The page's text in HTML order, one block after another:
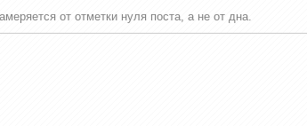
от отметки нуля поста, а не от дна.